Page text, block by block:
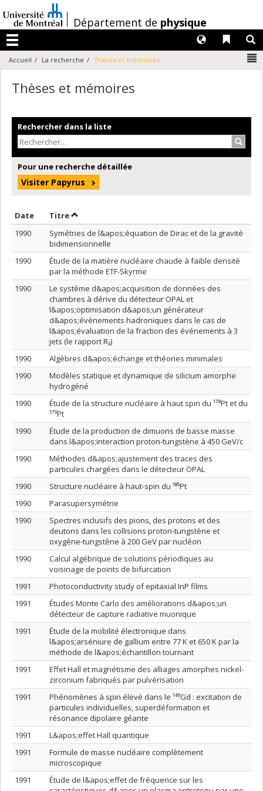
au
contenu
/Département de physique
Menu
Liens
Langues
Accueil La recherche Thèses et mémoires
Thèses et mémoires
Rechercher dans la liste
Pour une recherche détaillée
Visiter Papyrus
Date Trier par date en ordre décroissant
TitreTrier par titre en ordre décroissant
1990
Symétries de l&apos;équation de Dirac et de la gravité
bidimensionnelle
1990
Étude de la matière nucléaire chaude à faible densité
par la méthode ETF-Skyrme
1990
Le système d&apos;acquisition de données des
chambres à dérive du détecteur OPAL et
l&apos;optimisation d&apos;un générateur
d&apos;événements hadroniques dans le cas de
l&apos;évaluation de la fraction des événements à 3
jets (le rapport R₃)
1990
Algèbres d&apos;échange et théories minimales
1990
Modèles statique et dynamique de silicium amorphe
hydrogéné
1990
Étude de la structure nucléaire à haut spin du ¹⁷⁸Pt et du
¹⁷⁹Pt
1990
Étude de la production de dimuons de basse masse
dans l&apos;interaction proton-tungstène à 450 GeV/c
1990
Méthodes d&apos;ajustement des traces des
particules chargées dans le détecteur OPAL
1990
Structure nucléaire à haut-spin du ¹⁸⁵Pt
1990
Parasupersymétrie
1990
Spectres inclusifs des pions, des protons et des
deutons dans les collisions proton-tungstène et
oxygène-tungstène à 200 GeV par nucléon
1990
Calcul algébrique de solutions périodiques au
voisinage de points de bifurcation
1991
Photoconductivity study of epitaxial InP films
1991
Études Monte Carlo des améliorations d&apos;un
détecteur de capture radiative muonique
1991
Étude de la mobilité électronique dans
l&apos;arséniure de gallium entre 77 K et 650 K par la
méthode de l&apos;échantillon tournant
1991
Effet Hall et magnétisme des alliages amorphes nickel-
zirconium fabriqués par pulvérisation
1991
Phénomènes à spin élevé dans le ¹⁴⁹Gd : excitation de
particules individuelles, superdéformation et
résonance dipolaire géante
1991
L&apos;effet Hall quantique
1991
Formule de masse nucléaire complètement
microscopique
1991
Étude de l&apos;effet de fréquence sur les